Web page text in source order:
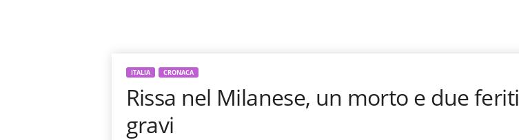
ITALIA CRONACA
Rissa nel Milanese, un morto e due feriti
gravi